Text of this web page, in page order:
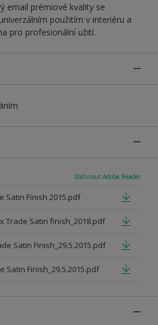
email prémiové kvality se
použitím v interiéru a
pro profesionální užití.
Stáhnout Adobe Reader
Satin Finish 2015.pdf
Trade Satin finish_2018.pdf
Satin Finish_29.5.2015.pdf
Satin Finish_29.5.2015.pdf